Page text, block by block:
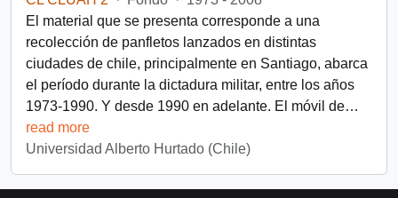
El material que se presenta corresponde a una
recolección de panfletos lanzados en distintas
ciudades de chile, principalmente en Santiago, abarca
el período durante la dictadura militar, entre los años
1973-1990. Y desde 1990 en adelante. El móvil de…
read more
Universidad Alberto Hurtado (Chile)